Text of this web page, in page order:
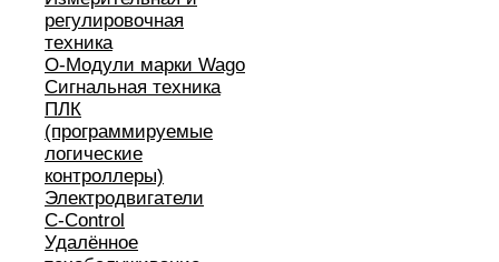
регулировочная
техника
O-Модули марки Wago
Сигнальная техника
ПЛК
(программируемые
логические
контроллеры)
Электродвигатели
C-Control
Удалённое